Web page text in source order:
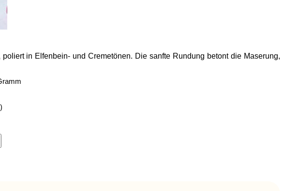
in Elfenbein- und Cremetönen. Die sanfte Rundung betont die Maserung,